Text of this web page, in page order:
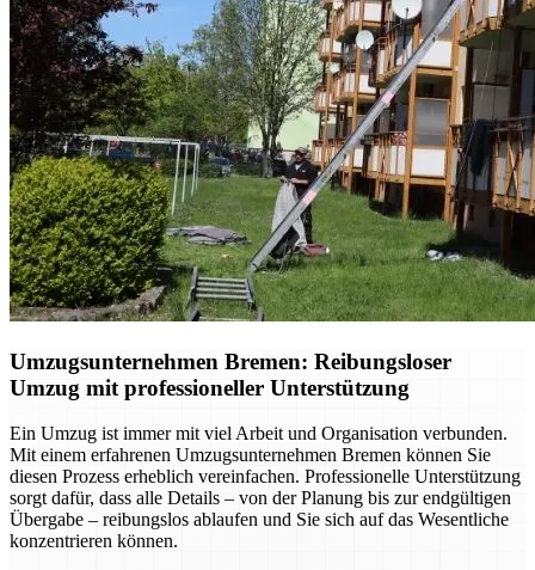
Umzugsunternehmen Bremen: Reibungsloser
Umzug mit professioneller Unterstützung
Ein Umzug ist immer mit viel Arbeit und Organisation verbunden.
Mit einem erfahrenen Umzugsunternehmen Bremen können Sie
diesen Prozess erheblich vereinfachen. Professionelle Unterstützung
sorgt dafür, dass alle Details – von der Planung bis zur endgültigen
Übergabe – reibungslos ablaufen und Sie sich auf das Wesentliche
konzentrieren können.